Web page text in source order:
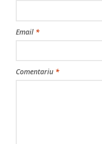
Email *
Comentariu *